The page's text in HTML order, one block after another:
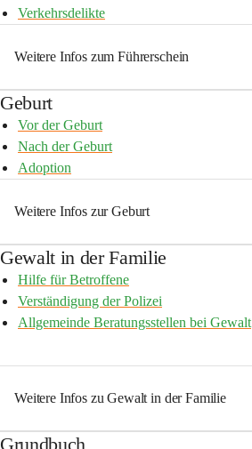
Verkehrsdelikte
Weitere Infos zum Führerschein
Geburt
Vor der Geburt
Nach der Geburt
Adoption
Weitere Infos zur Geburt
Gewalt in der Familie
Hilfe für Betroffene
Verständigung der Polizei
Allgemeinde Beratungsstellen bei Gewalt
Weitere Infos zu Gewalt in der Familie
Grundbuch